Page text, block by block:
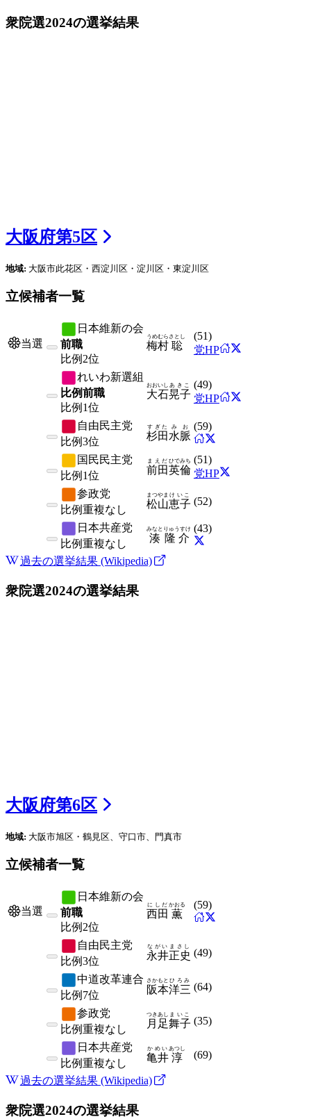
衆院選2024の選挙結果
大阪府第5区
地域: 大阪市此花区・西淀川区・淀川区・東淀川区
立候補者一覧
当選
日本維新の会
前職
比例 2位
梅村
うめむら
聡
さとし (51)
党HP
れいわ新選組
比例前職
比例 1位
大石
おおいし
晃子
あきこ (49)
党HP
自由民主党
比例3位 杉田
すぎた
水脈
みお (59)
国民民主党
比例 1位 前田
まえだ
英倫
ひでみち (51)
党HP
参政党
比例重複なし 松山
まつやま
恵子
けいこ
(52)
日本共産党
比例重複なし 湊
みなと
隆介
りゅうすけ (43)
過去の選挙結果 (Wikipedia)
衆院選2024の選挙結果
大阪府第6区
地域: 大阪市旭区・鶴見区、守口市、門真市
立候補者一覧
当選
日本維新の会
前職
比例 2位
西田
にしだ
薫
かおる (59)
自由民主党
比例3位 永井
ながい
正史
まさし
(49)
中道改革連合
比例 7位 阪本
さかもと
洋三
ひろみ
(64)
参政党
比例重複なし 月足
つきあし
舞子
まいこ
(35)
日本共産党
比例重複なし 亀井
かめい
淳
あつし
(69)
過去の選挙結果 (Wikipedia)
衆院選2024の選挙結果